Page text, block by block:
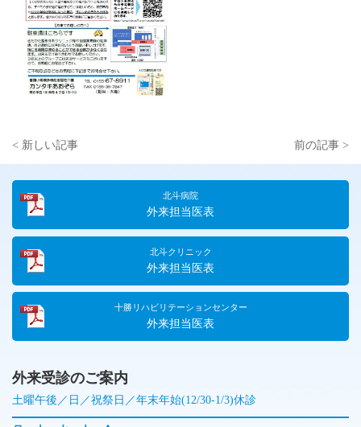
< 新しい記事 前の記事 >
北斗病院
外来担当医表
北斗クリニック
外来担当医表
十勝リハビリテーションセンター
外来担当医表
外来受診のご案内
土曜午後／日／祝祭日／年末年始(12/30-1/3)休診